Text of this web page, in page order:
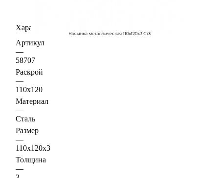
Характеристики
Артикул
—
58707
Раскрой
—
110х120
Материал
—
Сталь
Размер
—
110х120х3
Толщина
—